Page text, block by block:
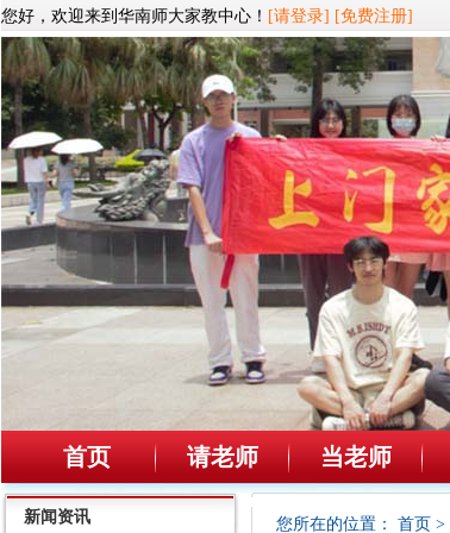
您好，欢迎来到华南师大家教中心！ [请登录] [免费注册]
首页 请老师 当老师
新闻资讯 您所在的位置： 首页 >